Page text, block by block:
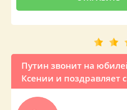
Путин звонит на
Ксении и поздравляет